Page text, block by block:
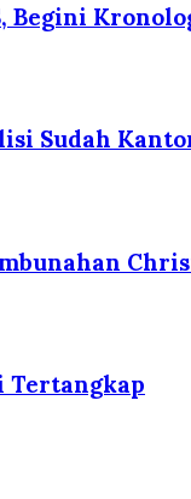
Begini
Sudah
Tertangkap